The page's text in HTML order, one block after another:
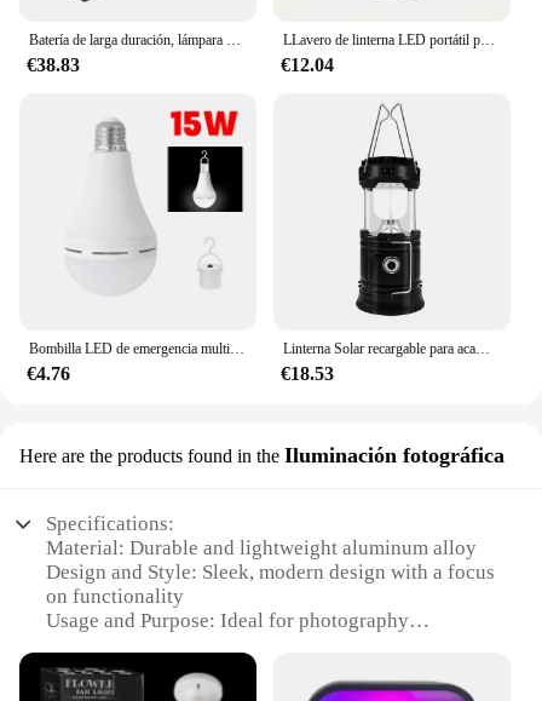
Batería de larga duración, lámpara multifuncional para acampar al aire libre, luz de tienda con iluminación, carga, SOS y más
€38.83
LLavero de linterna LED portátil para acampar, linterna multifuncional recargable, martillo, Abrebotellas
€12.04
Bombilla LED de emergencia multiusos, luz portátil recargable de mano, 9W, 12W, 15W
€4.76
Linterna Solar recargable para acampar al aire libre, lámpara Solar multifuncional para el hogar, linterna de emergencia de luz fuerte portátil, 1pc
€18.53
Here are the products found in the Iluminación fotográfica
Specifications:
Material: Durable and lightweight aluminum alloy
Design and Style: Sleek, modern design with a focus
on functionality
Usage and Purpose: Ideal for photography
Performance and Property: High-intensity light
output for clear and detailed shots